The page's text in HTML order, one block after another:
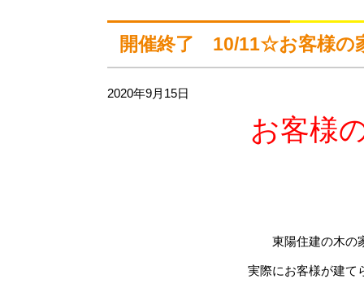
開催終了 10/11☆お客様の
2020年9月15日
お客様
東陽住建の木の
実際にお客様が建て